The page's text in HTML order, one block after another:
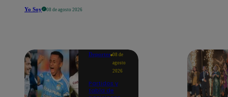
Yo Soy 08 de agosto 2026
Deportes 08 de
agosto
2026
Partidos y
tabla de